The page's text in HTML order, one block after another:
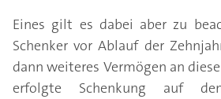
Eines gilt es dabei aber zu
Schenker vor Ablauf der
dann weiteres Vermögen an
erfolgte Schenkung auf